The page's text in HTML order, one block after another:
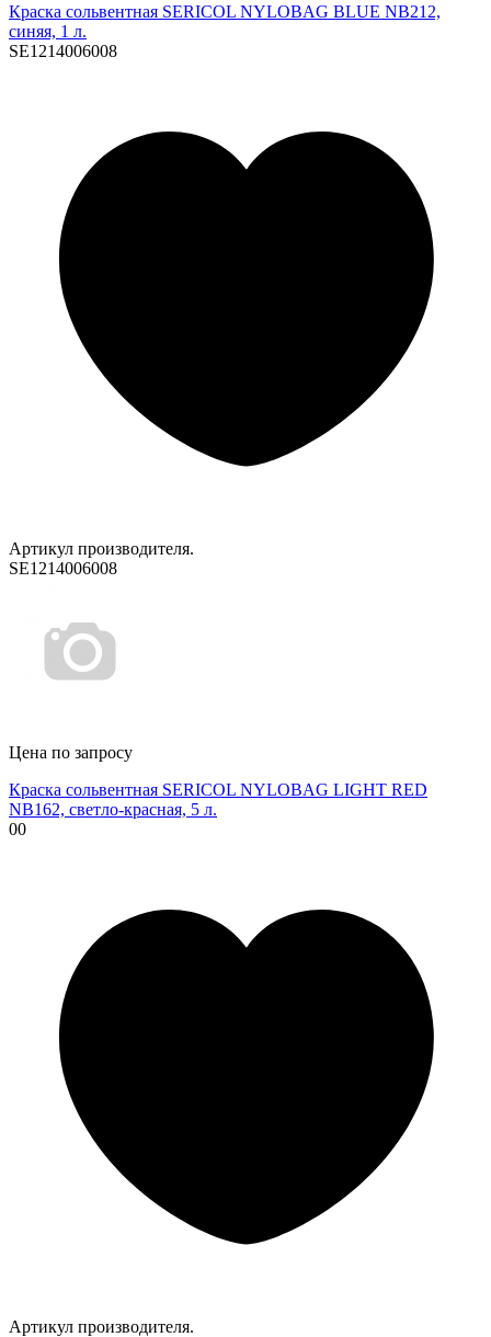
Краска сольвентная SERICOL NYLOBAG BLUE NB212,
синяя, 1 л.
SE1214006008
Артикул производителя.
SE1214006008
Цена по запросу
Краска сольвентная SERICOL NYLOBAG LIGHT RED
NB162, светло-красная, 5 л.
00
Артикул производителя.